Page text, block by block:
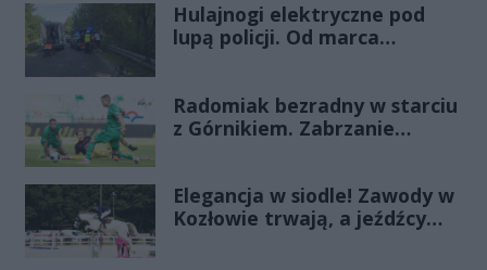
Hulajnogi elektryczne pod
lupą policji. Od marca
Radomiak bezradny w starciu
z Górnikiem. Zabrzanie
Elegancja w siodle! Zawody w
Kozłowie trwają, a jeźdźcy